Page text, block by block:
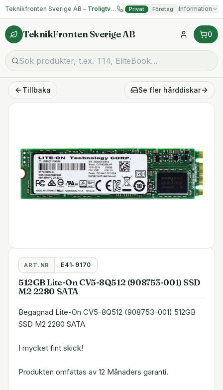
Teknikfronten Sverige AB – Troligtvis billigast på begagnad IT! Privat Företag Information
TeknikFronten Sverige AB 0
Tillbaka Se fler hårddiskar
ART.NR E41-9170
512GB Lite-On CV5-8Q512 (908753-001) SSD
M2 2280 SATA
Begagnad Lite-On CV5-8Q512 (908753-001) 512GB
SSD M2 2280 SATA
I mycket fint skick!
Produkten omfattas av 12 Månaders garanti.